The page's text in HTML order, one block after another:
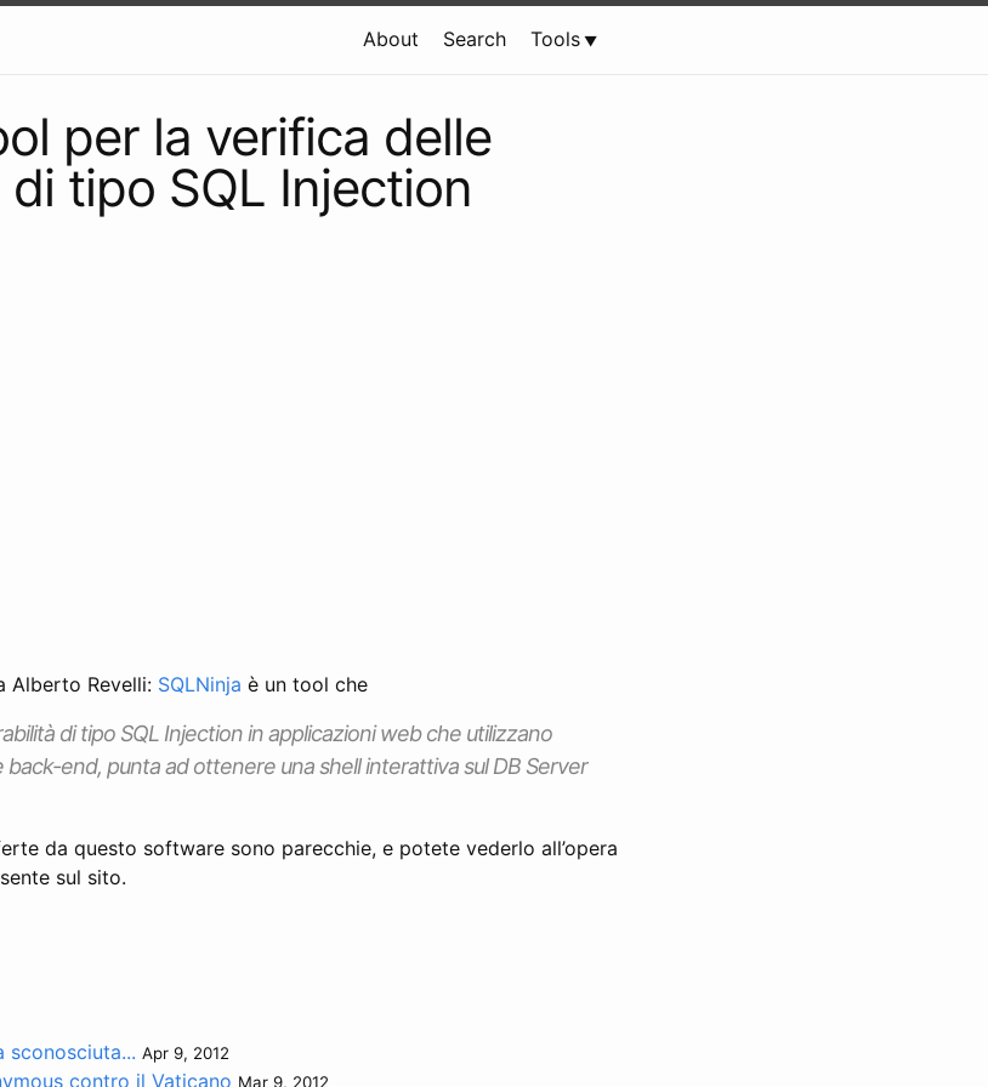
About Search Tools
per la verifica delle
tipo SQL Injection
Alberto Revelli: SQLNinja è un tool che
di tipo SQL Injection in applicazioni web che utilizzano
end, punta ad ottenere una shell interattiva sul DB Server
da questo software sono parecchie, e potete vederlo all’opera
sul sito.
sconosciuta... Apr 9, 2012
contro il Vaticano Mar 9, 2012